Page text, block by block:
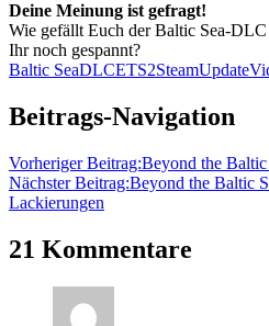
Deine Meinung ist gefragt!
Wie gefällt Euch der Baltic Sea-
Ihr noch gespannt?
Baltic SeaDLCETS2SteamUpdate
Beitrags-Navigation
Vorheriger Beitrag:Beyond the Baltic
Nächster Beitrag:Beyond the Baltic
Lackierungen
21 Kommentare